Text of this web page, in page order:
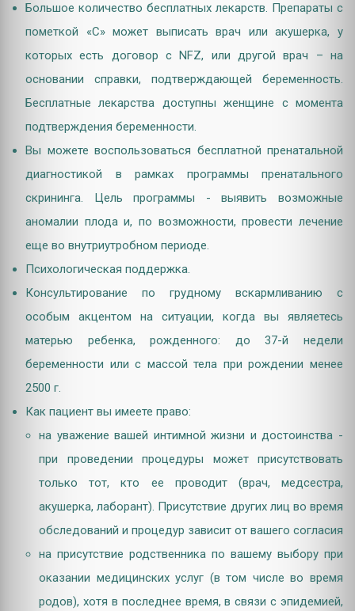
Большое количество бесплатных лекарств. Препараты с
пометкой «С» может выписать врач или акушерка, у
которых есть договор с NFZ, или другой врач – на
основании справки, подтверждающей беременность.
Бесплатные лекарства доступны женщине с момента
подтверждения беременности.
Вы можете воспользоваться бесплатной пренатальной
диагностикой в рамках программы пренатального
скрининга. Цель программы - выявить возможные
аномалии плода и, по возможности, провести лечение
еще во внутриутробном периоде.
Психологическая поддержка.
Консультирование по грудному вскармливанию с
особым акцентом на ситуации, когда вы являетесь
матерью ребенка, рожденного: до 37-й недели
беременности или с массой тела при рождении менее
2500 г.
Как пациент вы имеете право:
на уважение вашей интимной жизни и достоинства -
при проведении процедуры может присутствовать
только тот, кто ее проводит (врач, медсестра,
акушерка, лаборант). Присутствие других лиц во время
обследований и процедур зависит от вашего согласия
на присутствие родственника по вашему выбору при
оказании медицинских услуг (в том числе во время
родов), хотя в последнее время, в связи с эпидемией,